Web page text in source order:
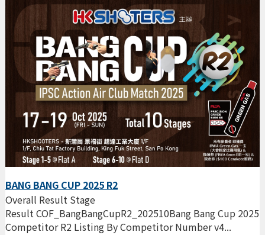
BANG BANG CUP 2025 R2
Overall Result Stage
Result COF_BangBangCupR2_202510Bang Bang Cup 2025
Competitor R2 Listing By Competitor Number v4...